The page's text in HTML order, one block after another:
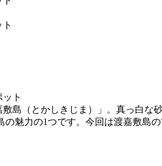
島（とかしきじま）」。真っ白
魅力の1つです。今回は渡嘉敷島